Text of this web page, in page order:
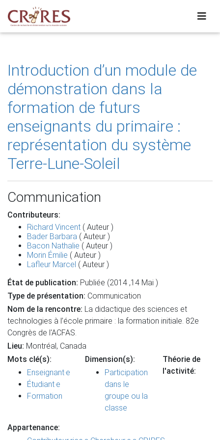
Introduction d’un module de
démonstration dans la
formation de futurs
enseignants du primaire :
représentation du système
Terre-Lune-Soleil
Communication
Contributeurs:
Richard Vincent ( Auteur )
Bader Barbara ( Auteur )
Bacon Nathalie ( Auteur )
Morin Émilie ( Auteur )
Lafleur Marcel ( Auteur )
État de publication: Publiée (2014 ,14 Mai )
Type de présentation: Communication
Nom de la rencontre: La didactique des sciences et
technologies à l’école primaire : la formation initiale. 82e
Congrès de l'ACFAS.
Lieu: Montréal, Canada
Mots clé(s):
Enseignant·e
Étudiant·e
Formation
Dimension(s):
Participation
dans le
groupe ou la
classe
Théorie de
l'activité:
Appartenance: